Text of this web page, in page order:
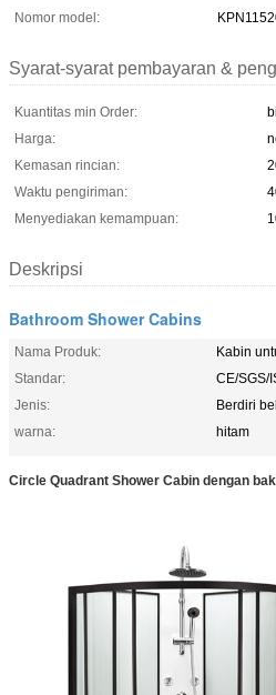
Nomor model:
Syarat-syarat pembayaran &
Kuantitas min Order:
Harga:
Kemasan rincian:
Waktu pengiriman:
Menyediakan kemampuan:
Deskripsi
Bathroom Shower Cabins
Nama Produk:
Kabin
Standar:
CE/SGS/
Jenis:
Berdiri
warna:
hitam
Circle Quadrant Shower Cabin dengan